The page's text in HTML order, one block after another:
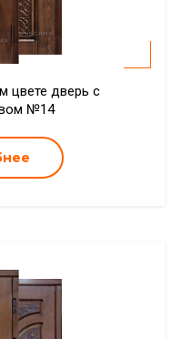
цвете дверь с
№14